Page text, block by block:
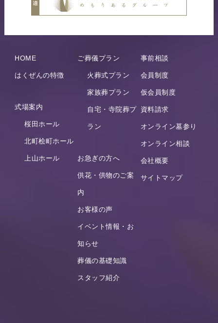
HOME
はくぜんの特徴
式場案内
桜田ホール
北町桧町ホール
上山ホール
ご葬儀プラン
火葬式プラン
家族葬プラン
自宅・寺院葬プ
ラン
お急ぎの方へ
供花・供物のご案
内
お客様の声
イベント情報・お
知らせ
葬儀の基礎知識
スタッフ紹介
事前相談
会員制度
仮会員制度
資料請求
オンライン墓参り
オンライン相談
会社概要
サイトマップ